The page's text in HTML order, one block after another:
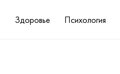
Здоровье Психология